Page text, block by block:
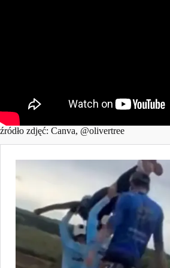
źródło zdjęć: Canva, @olivertree